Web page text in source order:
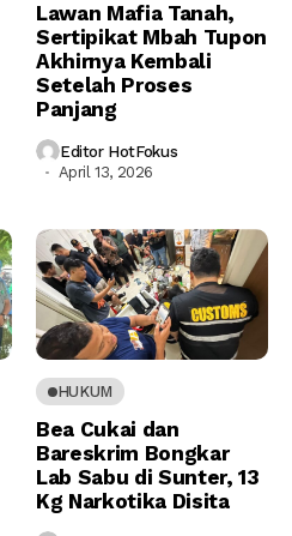
Lawan Mafia Tanah,
Sertipikat Mbah Tupon
Akhirnya Kembali
Setelah Proses
Panjang
Editor HotFokus
April 13, 2026
HUKUM
Bea Cukai dan
Bareskrim Bongkar
Lab Sabu di Sunter, 13
Kg Narkotika Disita